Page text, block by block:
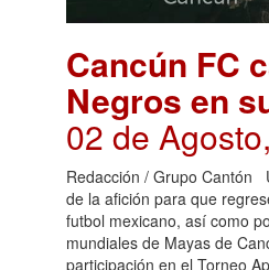
Cancún FC
Negros en
02 de
Redacción / Grupo Cantón
de la afición para que
futbol mexicano, así como
mundiales de Mayas de
participación en el Torneo